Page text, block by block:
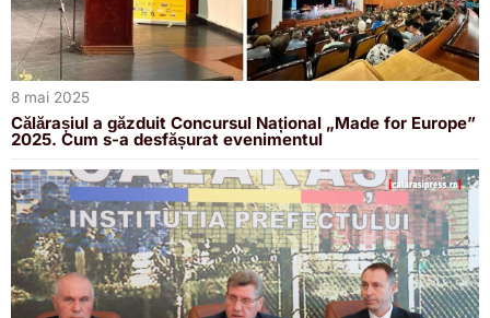
8 mai 2025
Călărașiul a găzduit Concursul Național „Made for Europe”
2025. Cum s-a desfășurat evenimentul